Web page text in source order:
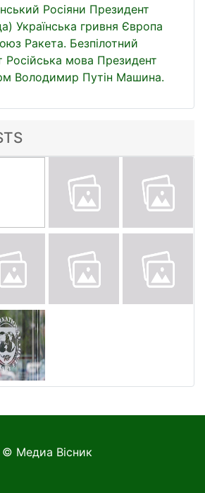
Росіяни Президент
Українська гривня Європа
Ракета. Безпілотний
Російська мова Президент
Володимир Путін Машина.
© Медиа Вісник